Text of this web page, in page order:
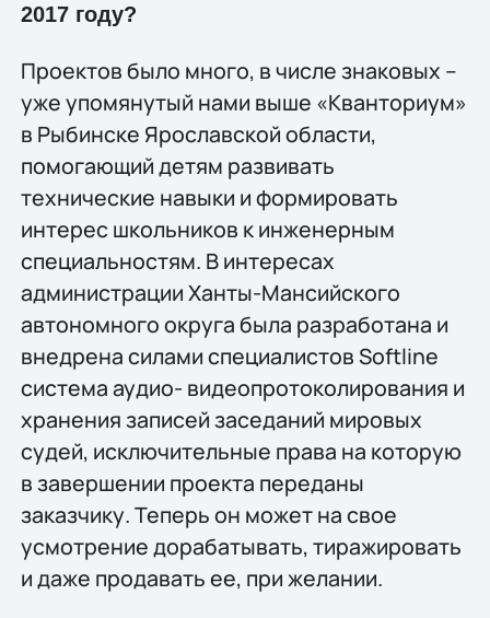
2017 году?
Проектов было много, в числе знаковых –
уже упомянутый нами выше «Кванториум»
в Рыбинске Ярославской области,
помогающий детям развивать
технические навыки и формировать
интерес школьников к инженерным
специальностям. В интересах
администрации Ханты-Мансийского
автономного округа была разработана и
внедрена силами специалистов Softline
система аудио- видеопротоколирования и
хранения записей заседаний мировых
судей, исключительные права на которую
в завершении проекта переданы
заказчику. Теперь он может на свое
усмотрение дорабатывать, тиражировать
и даже продавать ее, при желании.